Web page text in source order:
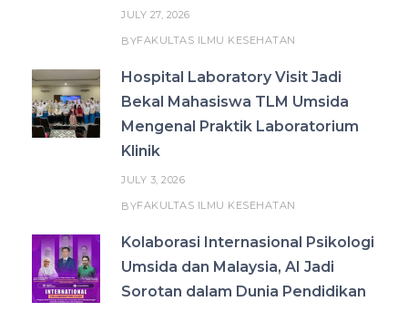
JULY 27, 2026
BYFAKULTAS ILMU KESEHATAN
Hospital Laboratory Visit Jadi
Bekal Mahasiswa TLM Umsida
Mengenal Praktik Laboratorium
Klinik
JULY 3, 2026
BYFAKULTAS ILMU KESEHATAN
Kolaborasi Internasional Psikologi
Umsida dan Malaysia, AI Jadi
Sorotan dalam Dunia Pendidikan